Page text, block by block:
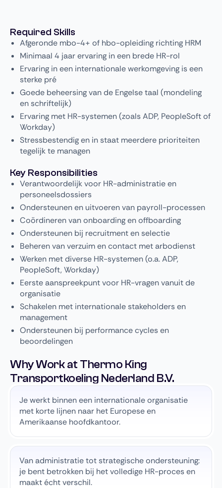
Required Skills
Afgeronde mbo-4+ of hbo-opleiding richting HRM
Minimaal 4 jaar ervaring in een brede HR-rol
Ervaring in een internationale werkomgeving is een
sterke pré
Goede beheersing van de Engelse taal (mondeling
en schriftelijk)
Ervaring met HR-systemen (zoals ADP, PeopleSoft of
Workday)
Stressbestendig en in staat meerdere prioriteiten
tegelijk te managen
Key Responsibilities
Verantwoordelijk voor HR-administratie en
personeelsdossiers
Ondersteunen en uitvoeren van payroll-processen
Coördineren van onboarding en offboarding
Ondersteunen bij recruitment en selectie
Beheren van verzuim en contact met arbodienst
Werken met diverse HR-systemen (o.a. ADP,
PeopleSoft, Workday)
Eerste aanspreekpunt voor HR-vragen vanuit de
organisatie
Schakelen met internationale stakeholders en
management
Ondersteunen bij performance cycles en
beoordelingen
Why Work at Thermo King
Transportkoeling Nederland B.V.
Je werkt binnen een internationale organisatie
met korte lijnen naar het Europese en
Amerikaanse hoofdkantoor.
Van administratie tot strategische ondersteuning:
je bent betrokken bij het volledige HR-proces en
maakt écht verschil.